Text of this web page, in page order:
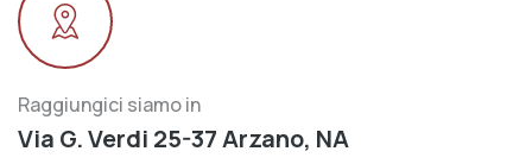
Raggiungici siamo in
Via G. Verdi 25-37 Arzano, NA